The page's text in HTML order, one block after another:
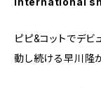
ピピ&コットでデ
動し続ける早川隆